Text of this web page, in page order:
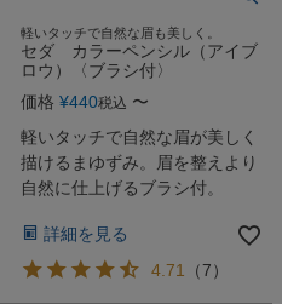
軽いタッチで自然な眉も美しく。
セダ カラーペンシル（アイブ
ロウ）〈ブラシ付〉
価格 ¥440税込 〜
軽いタッチで自然な眉が美しく
描けるまゆずみ。眉を整えより
自然に仕上げるブラシ付。
詳細を見る
4.71
（7）